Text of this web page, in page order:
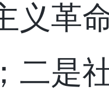
义革
二是